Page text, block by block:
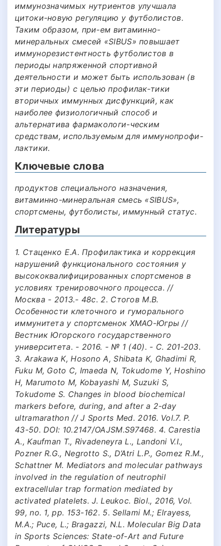
иммунозначимых нутриентов улучшала
цитоки-новую регуляцию у футболистов.
Таким образом, при-ем витаминно-
минеральных смесей «SIBUS» повышает
иммунорезистентность футболистов в
периоды напряженной спортивной
деятельности и может быть использован (в
эти периоды) с целью профилак-тики
вторичных иммунных дисфункций, как
наиболее физиологичный способ и
альтернатива фармакологи-ческим
средствам, используемым для иммунопрофи-
лактики.
Ключевые слова
продуктов специального назначения,
витаминно-минеральная смесь «SIBUS»,
спортсмены, футболисты, иммунный статус.
Литературы
1. Стаценко Е.А. Профилактика и коррекция
нарушений функционального состояния у
высококвалифицированных спортсменов в
условиях тренировочного процесса. //
Москва - 2013.- 48с. 2. Стогов М.В.
Особенности клеточного и гуморального
иммунитета у спортсменок ХМАО-Югры //
Вестник Югорского государственного
университета. - 2016. - № 1 (40). - С. 201-203.
3. Arakawa K, Hosono A, Shibata K, Ghadimi R,
Fuku M, Goto C, Imaeda N, Tokudome Y, Hoshino
H, Marumoto M, Kobayashi M, Suzuki S,
Tokudome S. Changes in blood biochemical
markers before, during, and after a 2-day
ultramarathon // J Sports Med. 2016. Vol.7. P.
43-50. DOI: 10.2147/OAJSM.S97468. 4. Carestia
A., Kaufman T., Rivadeneyra L., Landoni V.I.,
Pozner R.G., Negrotto S., D’Atri L.P., Gomez R.M.,
Schattner M. Mediators and molecular pathways
involved in the regulation of neutrophil
extracellular trap formation mediated by
activated platelets. J. Leukoc. Biol., 2016, Vol.
99, no. 1, pp. 153-162. 5. Sellami M.; Elrayess,
M.A.; Puce, L.; Bragazzi, N.L. Molecular Big Data
in Sports Sciences: State-of-Art and Future